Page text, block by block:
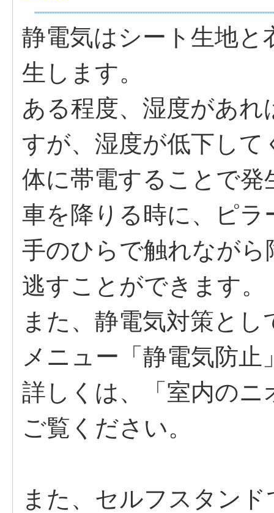
静電気はシート生地
生します。
ある程度、湿度があ
すが、湿度が低下し
体に帯電することで発
車を降りる時に、ピ
手のひらで触れなが
逃すことができます。
また、静電気対策と
メニュー「静電気防
詳しくは、「室内の
ご覧ください。
また、セルフスタン